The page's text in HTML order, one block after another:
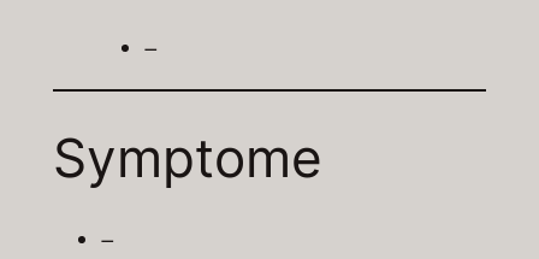
–
Symptome
–